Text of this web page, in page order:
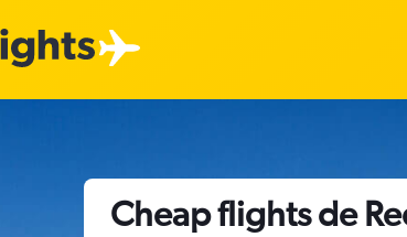
Cheap flights de